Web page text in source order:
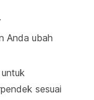
.
Anda ubah
sesuai